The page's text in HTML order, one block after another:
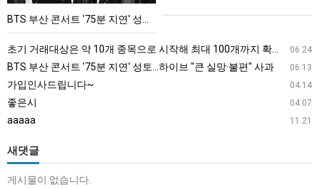
'75
분
브
"큰
실
BTS 부산 콘서트 '75분 지연' 성토…하이브 "큰 실망·불편" 사과
06.24
초기 거래대상은 약 10개 종목으로 시작해 최대 100개까지 확대할 방침이다. 구체적인 거래 대상 ETF는 아직 확정되지 않았지만, 시장 대표성이나 거래량을 고려해 선정할 계획이다.
06.13
BTS 부산 콘서트 '75분 지연' 성토…하이브 "큰 실망·불편" 사과
04.14
가입인사드립니다~
04.07
좋은시
11.21
aaaaa
새댓글
게시물이 없습니다.